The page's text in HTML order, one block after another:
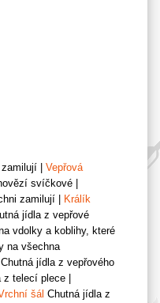
Vepřová
svíčkové
zamilují
Králík
jídla z vepřové
vdolky a koblihy, které
na všechna
Chutná jídla z vepřového
z telecí plece
šál Chutná jídla z